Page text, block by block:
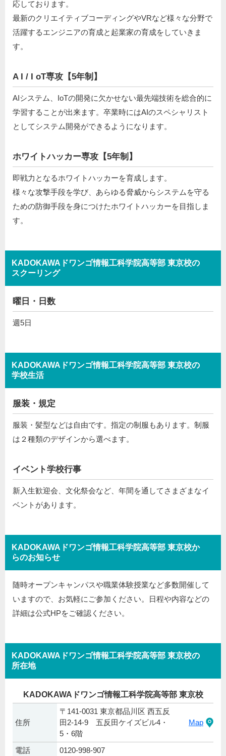
応しております。
最新のクリエイティブコーディングやVRなど様々な分野で
活躍するエンジニアの育成と起業家の育成をしていきま
す。
A I / I oT専攻【5年制】
AIシステム、IoTの開発に欠かせない最先端技術を総合的に
学習することが出来ます。卒業時にはAIのスペシャリスト
としてシステム開発ができるようになります。
ホワイトハッカー専攻【5年制】
即戦力となるホワイトハッカーを育成します。
様々な攻撃手段を学び、あらゆる脅威からシステムを守る
ための防御手段を身につけたホワイトハッカーを目指しま
す。
KADOKAWAドワンゴ情報工科学院高等部 東京校の
スクーリング
曜日・日数
週5日
KADOKAWAドワンゴ情報工科学院高等部 東京校の
学校生活
服装・規定
服装・髪型などは自由です。指定の制服もあります。制服
は２種類のデザインから選べます。
イベント学校行事
新入生歓迎会、文化祭会など、年間を通してさまざまなイ
ベントがあります。
KADOKAWAドワンゴ情報工科学院高等部 東京校か
らのお知らせ
随時オープンキャンパスや職業体験授業など多数開催して
いますので、お気軽にご参加ください。日程や内容などの
詳細は公式HPをご確認ください。
KADOKAWAドワンゴ情報工科学院高等部 東京校の
所在地
KADOKAWAドワンゴ情報工科学院高等部 東京校
住所
〒141-0031 東京都品川区 西五反
田2-14-9 五反田ケイズビル4・
5・6階
Map
電話 0120-998-907